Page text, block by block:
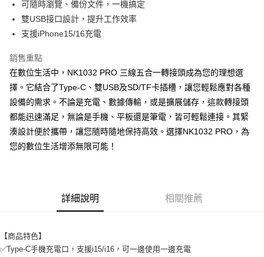
ATM付款
全家取貨付款
每筆NT$65，滿NT$690(含以上)免運費
付款後全家取貨
7-11取貨付款
每筆NT$65，滿NT$690(含以上)免運費
每筆NT$100，滿NT$990(含以上)免運費
可隨時瀏覽、備份文件，一機搞定
雙USB接口設計，提升工作效率
支援iPhone15/16充電
銷售重點
在數位生活中，NK1032 PRO 三線五合一轉接頭成為您的理想選
擇。它結合了Type-C、雙USB及SD/TF卡插槽，讓您輕鬆應對各種
設備的需求。不論是充電、數據傳輸，或是擴展儲存，這款轉接頭
都能迅速滿足，無論是手機、平板還是筆電，皆可輕鬆連接。其緊
湊設計便於攜帶，讓您隨時隨地保持高效。選擇NK1032 PRO，為
您的數位生活增添無限可能！
詳細說明 相關推薦
【商品特色】
✅Type-C手機充電口，支援i15/i16，可一邊使用一邊充電